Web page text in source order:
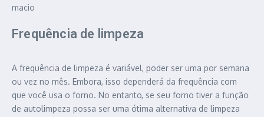
macio
Frequência de limpeza
A frequência de limpeza é variável, poder ser uma por semana
ou vez no mês. Embora, isso dependerá da frequência com
que você usa o forno. No entanto, se seu forno tiver a função
de autolimpeza possa ser uma ótima alternativa de limpeza